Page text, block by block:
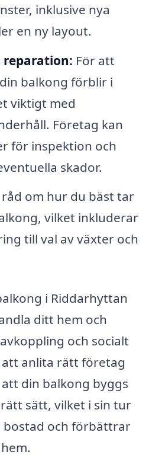
inklusive nya
en ny layout.
reparation: För att
balkong förblir i
viktigt med
Företag kan
för inspektion och
skador.
råd om hur du bäst tar
vilket inkluderar
till val av växter och
i Riddarhyttan
ditt hem och
och socialt
anlita rätt företag
din balkong byggs
sätt, vilket i sin tur
bostad och förbättrar